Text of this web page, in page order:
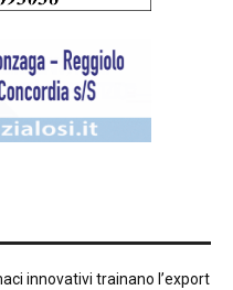
innovativi trainano l’export